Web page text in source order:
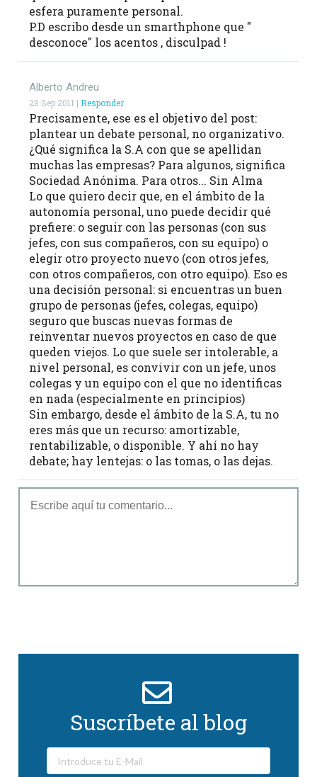
esfera puramente personal.
P.D escribo desde un smarthphone que "
desconoce" los acentos , disculpad !
Alberto Andreu
28 Sep 2011 | Responder
Precisamente, ese es el objetivo del post:
plantear un debate personal, no organizativo.
¿Qué significa la S.A con que se apellidan
muchas las empresas? Para algunos, significa
Sociedad Anónima. Para otros... Sin Alma
Lo que quiero decir que, en el ámbito de la
autonomía personal, uno puede decidir qué
prefiere: o seguir con las personas (con sus
jefes, con sus compañeros, con su equipo) o
elegir otro proyecto nuevo (con otros jefes,
con otros compañeros, con otro equipo). Eso es
una decisión personal: si encuentras un buen
grupo de personas (jefes, colegas, equipo)
seguro que buscas nuevas formas de
reinventar nuevos proyectos en caso de que
queden viejos. Lo que suele ser intolerable, a
nivel personal, es convivir con un jefe, unos
colegas y un equipo con el que no identificas
en nada (especialmente en principios)
Sin embargo, desde el ámbito de la S.A, tu no
eres más que un recurso: amortizable,
rentabilizable, o disponible. Y ahí no hay
debate; hay lentejas: o las tomas, o las dejas.
Suscríbete al blog